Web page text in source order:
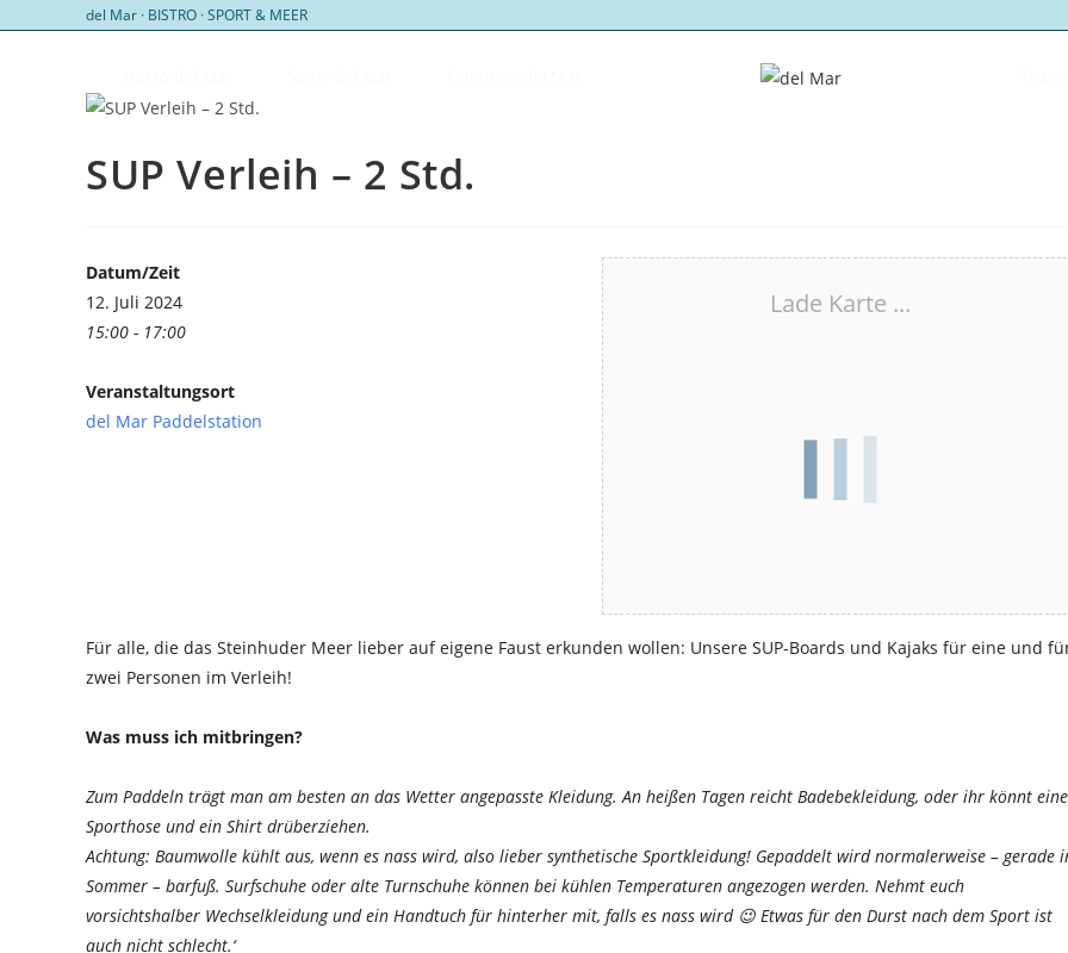
del Mar · BISTRO · SPORT & MEER
SUP Verleih – 2 Std.
Lade Karte ...
Datum/Zeit
12. Juli 2024
15:00 - 17:00
Veranstaltungsort
del Mar Paddelstation
Für alle, die das Steinhuder Meer lieber auf eigene Faust erkunden wollen: Unsere SUP-Boards und Kajaks für eine und
zwei Personen im Verleih!
Was muss ich mitbringen?
Zum Paddeln trägt man am besten an das Wetter angepasste Kleidung. An heißen Tagen reicht Badebekleidung, oder ihr könnt eine
Sporthose und ein Shirt drüberziehen.
Achtung: Baumwolle kühlt aus, wenn es nass wird, also lieber synthetische Sportkleidung! Gepaddelt wird normalerweise – gerade
Sommer – barfuß. Surfschuhe oder alte Turnschuhe können bei kühlen Temperaturen angezogen werden. Nehmt euch
vorsichtshalber Wechselkleidung und ein Handtuch für hinterher mit, falls es nass wird 😉 Etwas für den Durst nach dem Sport ist
auch nicht schlecht.‘